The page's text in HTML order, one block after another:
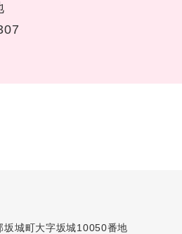
城町大字坂城10050番地